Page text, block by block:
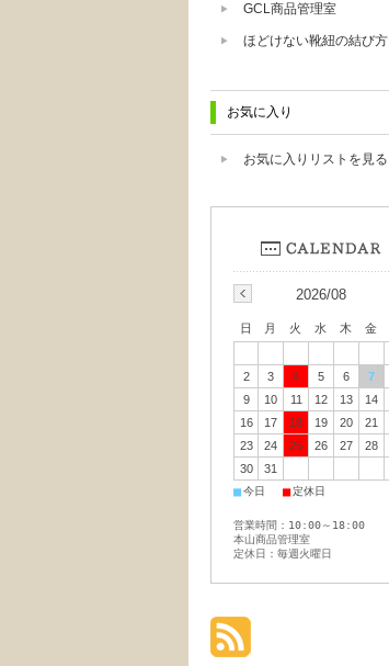
GCL商品管理室
ほどけない靴紐の結び方
お気に入り
お気に入りリストを見る
2026/08
日 月 火 水 木 金
2
3 4 5 6 7
9
10 11 12 13 14
16
17 18 19 20 21
23
24 25 26 27 28
30
31
■今日 ■定休日
営業時間：10:00～18:00
本山商品管理室
定休日：毎週火曜日